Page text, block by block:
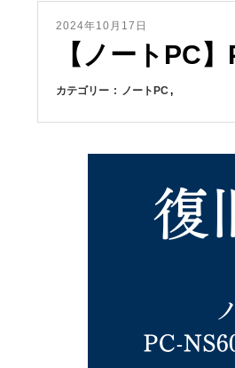
2024年10月17日
【ノートPC
カテゴリー ノートPC